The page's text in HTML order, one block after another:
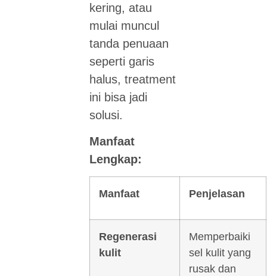
kering, atau
mulai muncul
tanda penuaan
seperti garis
halus, treatment
ini bisa jadi
solusi.
Manfaat
Lengkap:
Manfaat Penjelasan
Regenerasi
kulit
Memperbaiki
sel kulit yang
rusak dan